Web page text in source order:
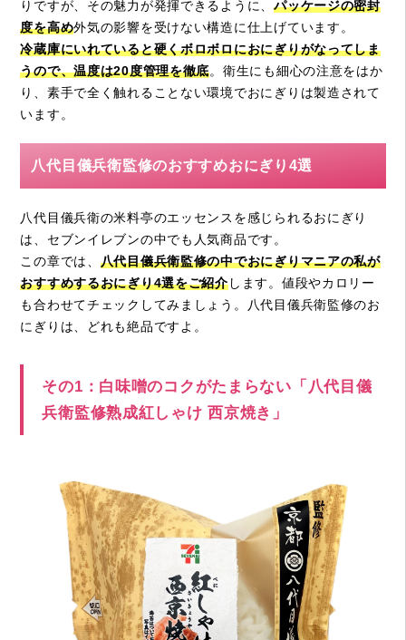
りですが、その魅力が発揮できるように、パッケージの密封
度を高め外気の影響を受けない構造に仕上げています。
冷蔵庫にいれていると硬くボロボロにおにぎりがなってしま
うので、温度は20度管理を徹底。衛生にも細心の注意をはか
り、素手で全く触れることない環境でおにぎりは製造されて
います。
八代目儀兵衛監修のおすすめおにぎり4選
八代目儀兵衛の米料亭のエッセンスを感じられるおにぎり
は、セブンイレブンの中でも人気商品です。
この章では、 八代目儀兵衛監修の中でおにぎりマニアの私が
おすすめするおにぎり4選をご紹介します。値段やカロリー
も合わせてチェックしてみましょう。八代目儀兵衛監修のお
にぎりは、どれも絶品ですよ。
その1：白味噌のコクがたまらない「八代目儀
兵衛監修熟成紅しゃけ 西京焼き」